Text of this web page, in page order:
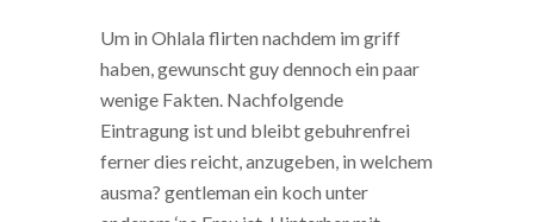
Um in Ohlala flirten nachdem im griff
haben, gewunscht guy dennoch ein paar
wenige Fakten. Nachfolgende
Eintragung ist und bleibt gebuhrenfrei
ferner dies reicht, anzugeben, in welchem
ausma? gentleman ein koch unter